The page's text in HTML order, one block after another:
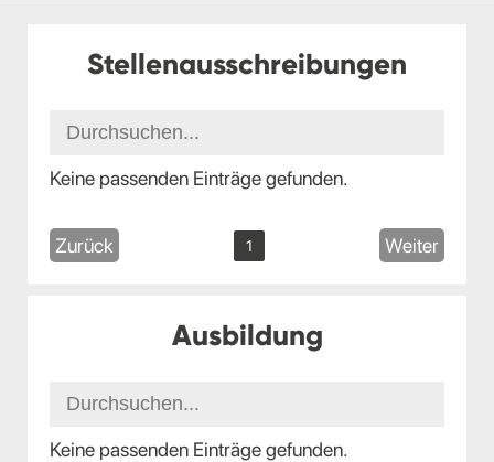
Stellenausschreibungen
Keine passenden Einträge gefunden.
Zurück 1 Weiter
Ausbildung
Keine passenden Einträge gefunden.